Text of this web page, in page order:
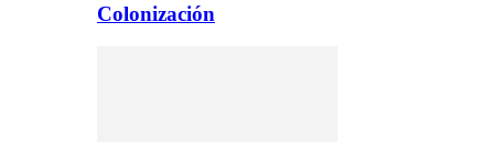
Colonización